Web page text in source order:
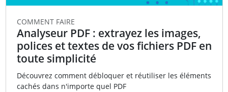
COMMENT FAIRE
Analyseur PDF : extrayez les images,
polices et textes de vos fichiers PDF en
toute simplicité
Découvrez comment débloquer et réutiliser les éléments
cachés dans n'importe quel PDF